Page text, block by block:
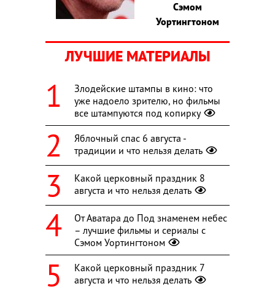
Сэмом
Уортингтоном
ЛУЧШИЕ МАТЕРИАЛЫ
Злодейские штампы в кино: что
уже надоело зрителю, но фильмы
все штампуются под копирку
Яблочный спас 6 августа -
традиции и что нельзя делать
Какой церковный праздник 8
августа и что нельзя делать
От Аватара до Под знаменем небес
– лучшие фильмы и сериалы с
Сэмом Уортингтоном
Какой церковный праздник 7
августа и что нельзя делать